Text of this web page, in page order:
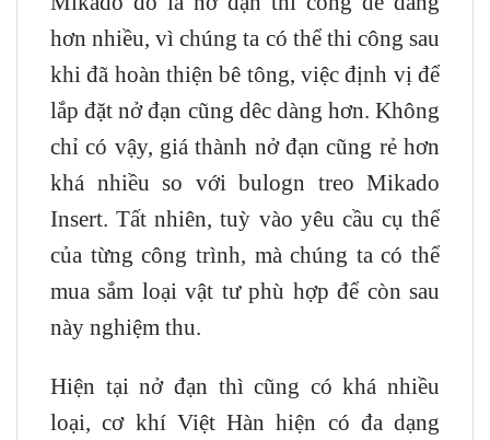
hơn nhiều, vì chúng ta có thể thi công sau
khi đã hoàn thiện bê tông, việc định vị để
lắp đặt nở đạn cũng dêc dàng hơn. Không
chỉ có vậy, giá thành nở đạn cũng rẻ hơn
khá nhiều so với bulogn treo Mikado
Insert. Tất nhiên, tuỳ vào yêu cầu cụ thể
của từng công trình, mà chúng ta có thể
mua sắm loại vật tư phù hợp để còn sau
này nghiệm thu.
Hiện tại nở đạn thì cũng có khá nhiều
loại, cơ khí Việt Hàn hiện có đa dạng